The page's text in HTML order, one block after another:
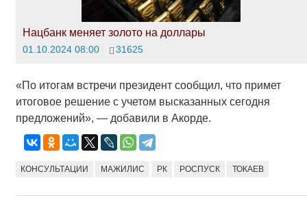
Нацбанк меняет золото на доллары
01.10.2024 08:00 31625
«По итогам встречи президент сообщил, что примет
итоговое решение с учетом высказанных сегодня
предложений», — добавили в Акорде.
КОНСУЛЬТАЦИИ МАЖИЛИС РК РОСПУСК ТОКАЕВ